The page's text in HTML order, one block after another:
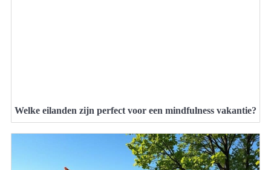
Welke eilanden zijn perfect voor een mindfulness vakantie?